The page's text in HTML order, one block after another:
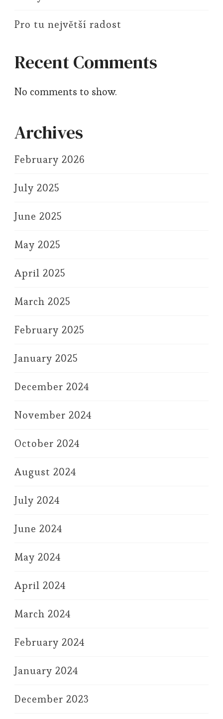
Pro tu největší radost
Recent Comments
No comments to show.
Archives
February 2026
July 2025
June 2025
May 2025
April 2025
March 2025
February 2025
January 2025
December 2024
November 2024
October 2024
August 2024
July 2024
June 2024
May 2024
April 2024
March 2024
February 2024
January 2024
December 2023